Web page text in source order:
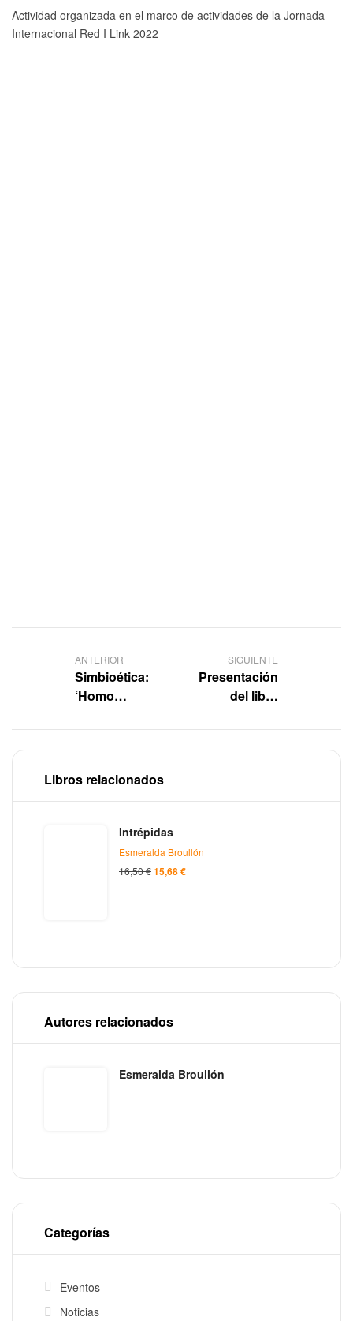
Actividad organizada en el marco de actividades de la Jornada
Internacional Red I Link 2022
–
ANTERIOR
Simbioética:
‘Homo
entramado de
la vida
SIGUIENTE
Presentación
del libro
naturaleza» en
la Universidad
Libros relacionados
Intrépidas
Esmeralda Broullón
16,50€15,68€
Autores relacionados
Esmeralda Broullón
Categorías
Eventos
Noticias